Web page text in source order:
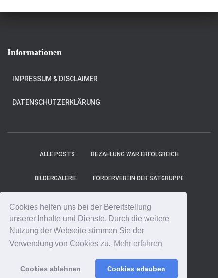
Cookies helfen uns bei der Bereitstellung
unserer Inhalte und Dienste. Durch die weitere
Nutzung der Webseite stimmen Sie der
Verwendung von Cookies zu. Mehr erfahren
Cookies ablehnen Cookies erlauben
Informationen
IMPRESSUM & DISCLAIMER
DATENSCHUTZERKLÄRUNG
ALLE POSTS BEZAHLUNG WAR ERFOLGREICH
BILDERGALERIE FÖRDERVEREIN DER SATGRUPPE
MITGLIEDER PROJEKT-TICKER
SPENDE ONLINE SPENDE UNS EINEN KAFFEE!
Hestia | Entwickelt vonThemeIsle